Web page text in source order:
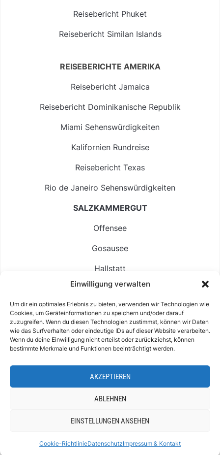
Einwilligung verwalten
Um dir ein optimales Erlebnis zu bieten, verwenden wir Technologien wie
Cookies, um Geräteinformationen zu speichern und/oder darauf
zuzugreifen. Wenn du diesen Technologien zustimmst, können wir Daten
wie das Surfverhalten oder eindeutige IDs auf dieser Website verarbeiten.
Wenn du deine Einwilligung nicht erteilst oder zurückziehst, können
bestimmte Merkmale und Funktionen beeinträchtigt werden.
AKZEPTIEREN
ABLEHNEN
EINSTELLUNGEN ANSEHEN
Cookie-RichtlinieDatenschutzImpressum & Kontakt
Reisebericht Phuket
Reisebericht Similan Islands
REISEBERICHTE AMERIKA
Reisebericht Jamaica
Reisebericht Dominikanische Republik
Miami Sehenswürdigkeiten
Kalifornien Rundreise
Reisebericht Texas
Rio de Janeiro Sehenswürdigkeiten
SALZKAMMERGUT
Offensee
Gosausee
Hallstatt
Langbathsee
Altausseer See
Hintersee
IMPRESSUM & KONTAKT